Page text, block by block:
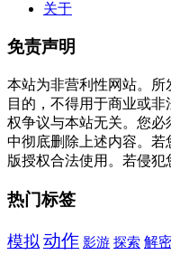
关于
免责声明
本站为非营利性网站。
目的，不得用于商业或
权争议与本站无关。您必
中彻底删除上述内容。
版授权合法使用。若侵犯
热门标签
模拟 动作 影游 探索 解